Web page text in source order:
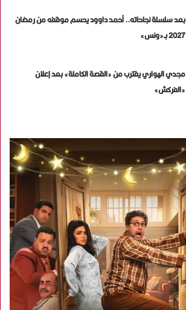
بعد سلسلة نجاحاته.. أحمد داوود يحسم موقفه من رمضان
2027 بـ«ونس»
مجدي الهواري يقترب من «القصة الكاملة» بعد إعلان
«الفركش»